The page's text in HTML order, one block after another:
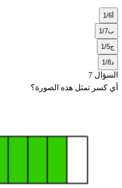
1/6
ب1/7
ج1/5
1/8
السؤال 7
أي كسر تمثل هذه الصورة؟